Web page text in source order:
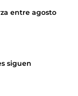
entre agosto
siguen